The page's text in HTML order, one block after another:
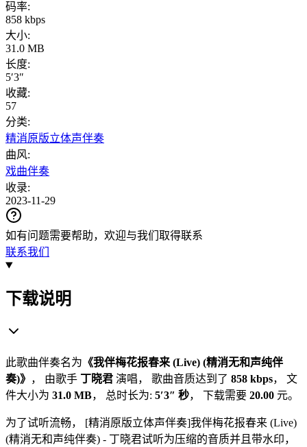
码率:
858 kbps
大小:
31.0 MB
长度:
5′3″
收藏:
57
分类:
精消原版立体声伴奏
曲风:
戏曲伴奏
收录:
2023-11-29
如有问题需要帮助，欢迎与我们取得联系
联系我们
下载说明
此歌曲伴奏名为 《我伴梅花报春来 (Live) (精消无和声纯伴
奏)》 ， 由歌手 丁晓君 演唱， 歌曲音质达到了 858 kbps， 文
件大小为 31.0 MB， 总时长为: 5′3″ 秒， 下载需要 20.00 元。
为了试听流畅， [精消原版立体声伴奏]我伴梅花报春来 (Live)
(精消无和声纯伴奏) - 丁晓君试听为压缩的音质并且带水印，